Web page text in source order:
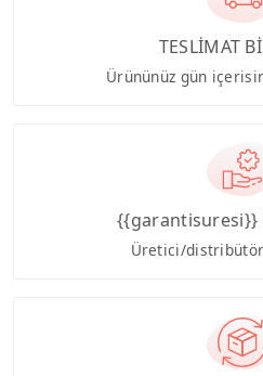
TESLİMAT
Ürününüz gün
{{garantisuresi}}
Üretici/